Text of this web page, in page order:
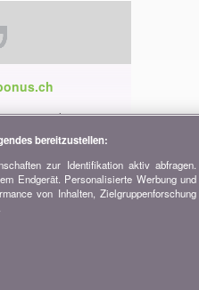
die
Partnerschaften,
bereitzustellen:
zur Identifikation aktiv abfragen.
Endgerät. Personalisierte Werbung und
von Inhalten, Zielgruppenforschung